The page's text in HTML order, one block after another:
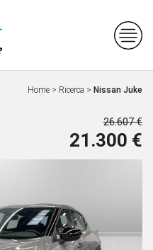
Home > Ricerca > Nissan Juke
26.607 €
21.300 €